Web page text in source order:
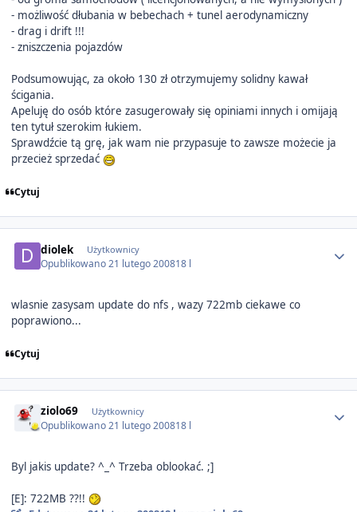
- możliwość dłubania w bebechach + tunel aerodynamiczny
- drag i drift !!!
- zniszczenia pojazdów
Podsumowując, za około 130 zł otrzymujemy solidny kawał
ścigania.
Apeluję do osób które zasugerowały się opiniami innych i omijają
ten tytuł szerokim łukiem.
Sprawdźcie tą grę, jak wam nie przypasuje to zawsze możecie ja
przecież sprzedać
Cytuj
diolek Użytkownicy
Opublikowano21 lutego 200818 l
wlasnie zasysam update do nfs , wazy 722mb ciekawe co
poprawiono...
Cytuj
ziolo69 Użytkownicy
Opublikowano21 lutego 200818 l
Byl jakis update? ^_^ Trzeba oblookać. ;]
[E]: 722MB ??!!